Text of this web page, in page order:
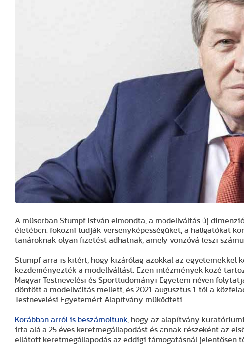
A műsorban Stumpf István elmondta, a modellváltás új
életében: fokozni tudják versenyképességüket, a hallgatókat
tanároknak olyan fizetést adhatnak, amely vonzóvá teszi
Stumpf arra is kitért, hogy kizárólag azokkal az egyetemekkel
kezdeményezték a modellváltást. Ezen intézmények közé
Magyar Testnevelési és Sporttudományi Egyetem néven
döntött a modellváltás mellett, és 2021. augusztus 1-től a
Testnevelési Egyetemért Alapítvány működteti.
Korábban arról is beszámoltunk , hogy az alapítvány
írta alá a 25 éves keretmegállapodást és annak részeként az
ellátott keretmegállapodás az eddigi támogatásnál jelentősen